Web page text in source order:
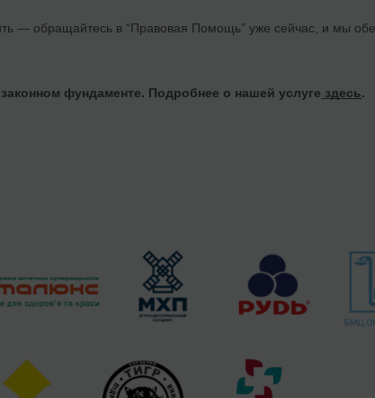
— обращайтесь в “Правовая Помощь” уже сейчас, и мы
фундаменте. Подробнее о нашей услуге здесь.